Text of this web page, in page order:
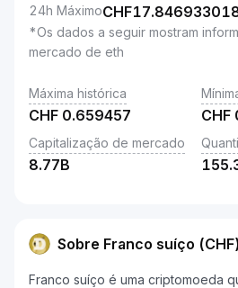
24h MáximoCHF
*Os dados a seguir mostram
mercado de eth
Máxima histórica
CHF 0.659457 CHF
Capitalização de mercado
8.77B
Sobre Franco suíço (CHF)
Franco suíço é uma criptomoeda